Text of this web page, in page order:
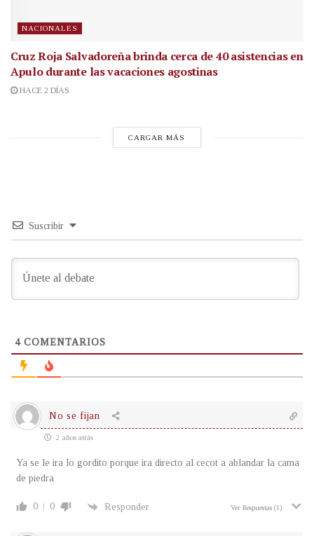
NACIONALES
Cruz Roja Salvadoreña brinda cerca de 40 asistencias en
Apulo durante las vacaciones agostinas
HACE 2 DÍAS
CARGAR MÁS
Suscribir
4COMENTARIOS
No se fijan
2 años atrás
Ya se le ira lo gordito porque ira directo al cecot a ablandar la cama
de piedra
0 0 Responder Ver Respuestas (1)